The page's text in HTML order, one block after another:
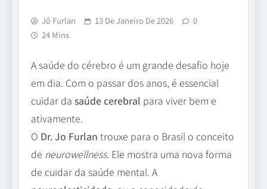
Jô Furlan 13 De Janeiro De 2026
0
24 Mins
A saúde do cérebro é um grande desafio hoje
em dia. Com o passar dos anos, é essencial
cuidar da saúde cerebral para viver bem e
ativamente.
O Dr. Jo Furlan trouxe para o Brasil o conceito
de neurowellness. Ele mostra uma nova forma
de cuidar da saúde mental. A